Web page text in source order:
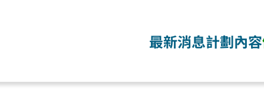
最新消息計劃內容